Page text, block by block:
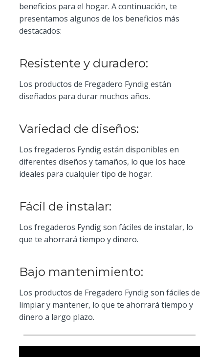
beneficios para el hogar. A continuación, te
presentamos algunos de los beneficios más
destacados:
Resistente y duradero:
Los productos de Fregadero Fyndig están
diseñados para durar muchos años.
Variedad de diseños:
Los fregaderos Fyndig están disponibles en
diferentes diseños y tamaños, lo que los hace
ideales para cualquier tipo de hogar.
Fácil de instalar:
Los fregaderos Fyndig son fáciles de instalar, lo
que te ahorrará tiempo y dinero.
Bajo mantenimiento:
Los productos de Fregadero Fyndig son fáciles de
limpiar y mantener, lo que te ahorrará tiempo y
dinero a largo plazo.